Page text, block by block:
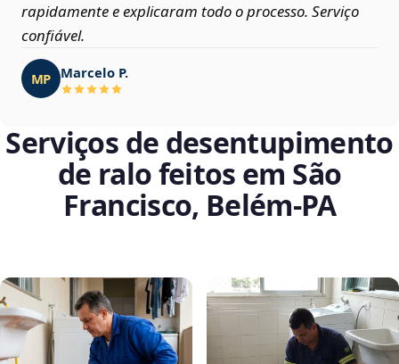
rapidamente e explicaram todo o processo. Serviço
confiável.
MP Marcelo P.
Serviços de desentupimento
de ralo feitos em São
Francisco, Belém‑PA